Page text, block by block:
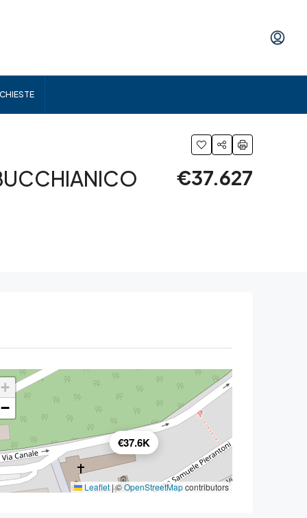
€37.627
€37.6K
+
−
Leaflet |©OpenStreetMapcontributors